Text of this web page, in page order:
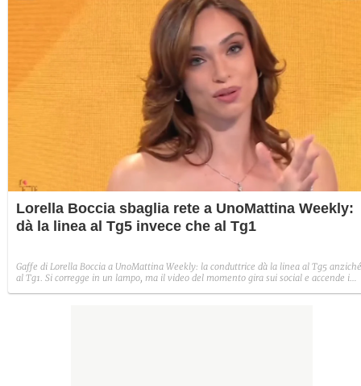
Lorella Boccia sbaglia rete a UnoMattina Weekly:
dà la linea al Tg5 invece che al Tg1
Gaffe di Lorella Boccia a UnoMattina Weekly: la conduttrice dà la linea al Tg5 anziché
al Tg1. Si corregge in un lampo, ma il video del momento gira sui social e accende i